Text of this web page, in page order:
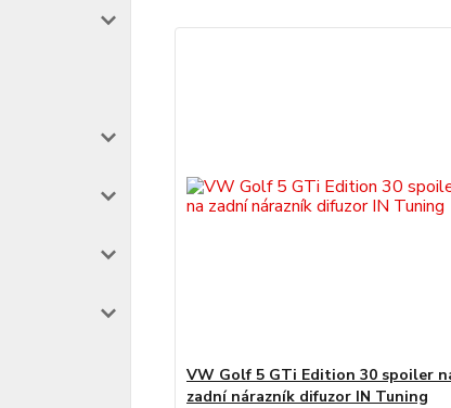
VW Golf 5 GTi Edition 30 spoiler
zadní nárazník difuzor IN Tuning